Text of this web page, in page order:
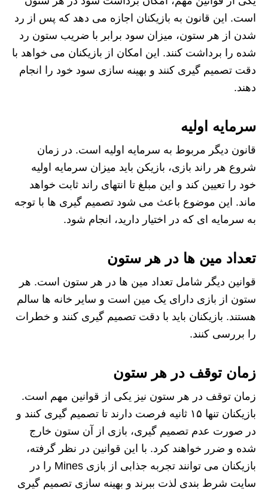
است. این قانون به بازیکنان اجازه می‌ دهد که پس از رد
شدن از هر ستون، میزان سود برابر با ضریب ستون رد
شده را برداشت کنند. این امکان از بازیکنان می‌ خواهد با
دقت تصمیم‌ گیری کنند و بهینه‌ سازی سود خود را انجام
دهند.
سرمایه اولیه
قانون دیگر مربوط به سرمایه اولیه است. در زمان
شروع هر راند بازی، بازیکن باید میزان سرمایه اولیه
خود را تعیین کند و این مبلغ تا انتهای راند ثابت خواهد
ماند. این موضوع باعث می‌ شود تصمیم‌ گیری‌ ها با توجه
به سرمایه‌ ای که در اختیار دارید، انجام شود.
تعداد مین ها در هر ستون
قوانین دیگر شامل تعداد مین‌ ها در هر ستون است. هر
ستون از بازی دارای یک مین است و سایر خانه‌ ها سالم
هستند. بازیکنان باید با دقت تصمیم‌ گیری کنند و خطرات
را بررسی کنند.
زمان توقف در هر ستون
زمان توقف در هر ستون نیز یکی از قوانین مهم است.
بازیکنان تنها ۱۵ ثانیه فرصت دارند تا تصمیم‌ گیری کنند و
در صورت عدم تصمیم‌ گیری، بازی از آن ستون خارج
شده و ضرر خواهند کرد. با این قوانین در نظر گرفته،
بازیکنان می‌ توانند تجربه جذابی از بازی Mines را در
سایت شرط بندی لذت ببرند و بهینه‌ سازی تصمیم‌ گیری‌